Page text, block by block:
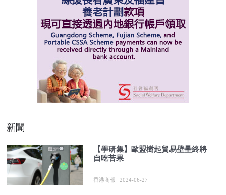
新聞
【學研集】歐盟樹起貿易壁壘終將
自吃苦果
香港商報 2024-06-27